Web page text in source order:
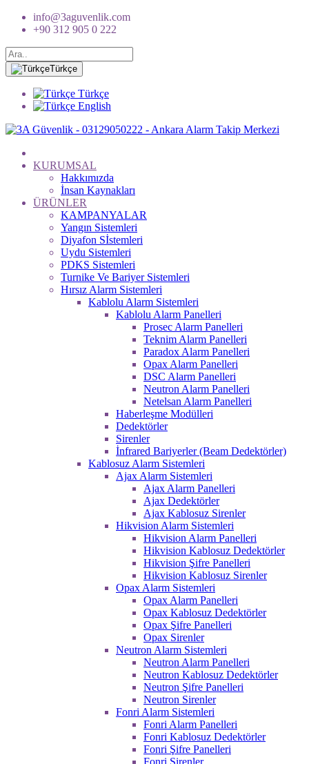
info@3aguvenlik.com
+90 312 905 0 222
Türkçe
Türkçe
English
KURUMSAL
Hakkımızda
İnsan Kaynakları
ÜRÜNLER
KAMPANYALAR
Yangın Sistemleri
Diyafon Sİstemleri
Uydu Sistemleri
PDKS Sistemleri
Turnike Ve Bariyer Sistemleri
Hırsız Alarm Sistemleri
Kablolu Alarm Sistemleri
Kablolu Alarm Panelleri
Prosec Alarm Panelleri
Teknim Alarm Panelleri
Paradox Alarm Panelleri
Opax Alarm Panelleri
DSC Alarm Panelleri
Neutron Alarm Panelleri
Netelsan Alarm Panelleri
Haberleşme Modülleri
Dedektörler
Sirenler
İnfrared Bariyerler (Beam Dedektörler)
Kablosuz Alarm Sistemleri
Ajax Alarm Sistemleri
Ajax Alarm Panelleri
Ajax Dedektörler
Ajax Kablosuz Sirenler
Hikvision Alarm Sistemleri
Hikvision Alarm Panelleri
Hikvision Kablosuz Dedektörler
Hikvision Şifre Panelleri
Hikvision Kablosuz Sirenler
Opax Alarm Sistemleri
Opax Alarm Panelleri
Opax Kablosuz Dedektörler
Opax Şifre Panelleri
Opax Sirenler
Neutron Alarm Sistemleri
Neutron Alarm Panelleri
Neutron Kablosuz Dedektörler
Neutron Şifre Panelleri
Neutron Sirenler
Fonri Alarm Sistemleri
Fonri Alarm Panelleri
Fonri Kablosuz Dedektörler
Fonri Şifre Panelleri
Fonri Sirenler